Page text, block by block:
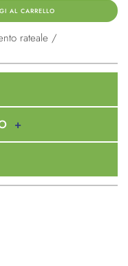
AL CARRELLO
rateale /